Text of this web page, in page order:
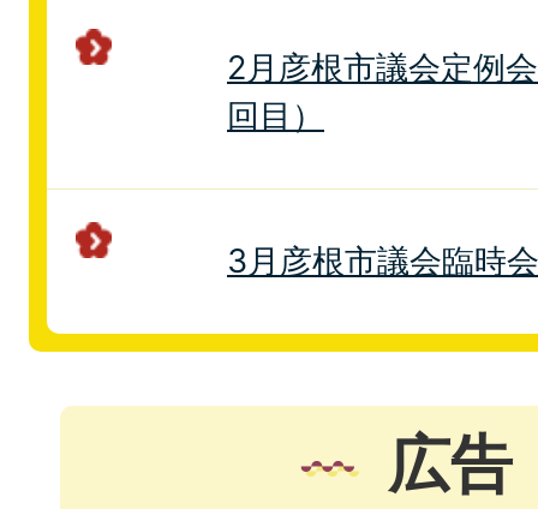
2月彦根市議会定例
回目）
3月彦根市議会臨時
広告